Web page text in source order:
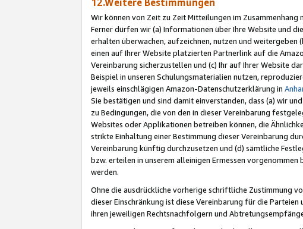
12.Weitere Bestimmungen
Wir können von Zeit zu Zeit Mitteilungen im
Ferner dürfen wir (a) Informationen über Ihre Website und
erhalten überwachen, aufzeichnen, nutzen und
einen auf Ihrer Website platzierten Partnerlink auf die
Vereinbarung sicherzustellen und (c) Ihr auf Ihrer Website
Beispiel in unseren Schulungsmaterialien nutzen,
jeweils einschlägigen Amazon-Datenschutzerklärung in
Sie bestätigen und sind damit einverstanden, dass (a) wir
zu Bedingungen, die von den in dieser Vereinbarung
Websites oder Applikationen betreiben können, die
strikte Einhaltung einer Bestimmung dieser Vereinbarung
Vereinbarung künftig durchzusetzen und (d) sämtliche
bzw. erteilen in unserem alleinigen Ermessen
werden.
Ohne die ausdrückliche vorherige schriftliche Zustimmung
dieser Einschränkung ist diese Vereinbarung für die
ihren jeweiligen Rechtsnachfolgern und